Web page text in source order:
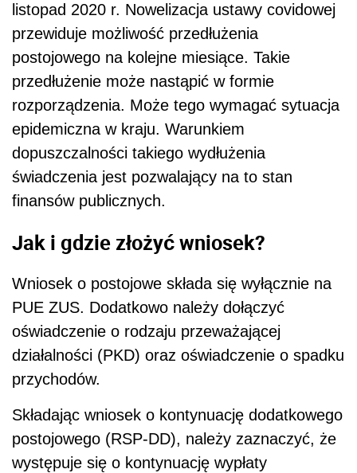
listopad 2020 r. Nowelizacja ustawy covidowej
przewiduje możliwość przedłużenia
postojowego na kolejne miesiące. Takie
przedłużenie może nastąpić w formie
rozporządzenia. Może tego wymagać sytuacja
epidemiczna w kraju. Warunkiem
dopuszczalności takiego wydłużenia
świadczenia jest pozwalający na to stan
finansów publicznych.
Jak i gdzie złożyć wniosek?
Wniosek o postojowe składa się wyłącznie na
PUE ZUS. Dodatkowo należy dołączyć
oświadczenie o rodzaju przeważającej
działalności (PKD) oraz oświadczenie o spadku
przychodów.
Składając wniosek o kontynuację dodatkowego
postojowego (RSP-DD), należy zaznaczyć, że
występuje się o kontynuację wypłaty